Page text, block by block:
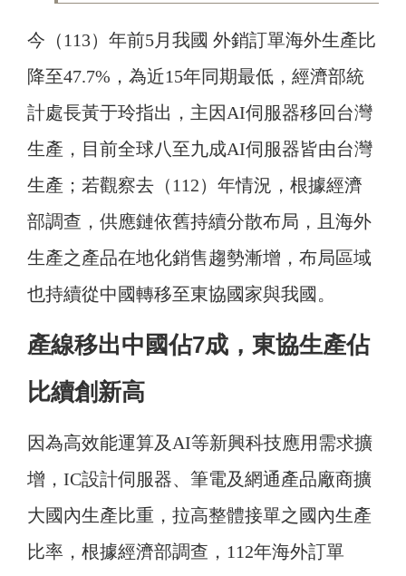
今（113）年前5月我國 外銷訂單海外生產比
降至47.7%，為近15年同期最低，經濟部統
計處長黃于玲指出，主因AI伺服器移回台灣
生產，目前全球八至九成AI伺服器皆由台灣
生產；若觀察去（112）年情況，根據經濟
部調查，供應鏈依舊持續分散布局，且海外
生產之產品在地化銷售趨勢漸增，布局區域
也持續從中國轉移至東協國家與我國。
產線移出中國佔7成，東協生產佔
比續創新高
因為高效能運算及AI等新興科技應用需求擴
增，IC設計伺服器、筆電及網通產品廠商擴
大國內生產比重，拉高整體接單之國內生產
比率，根據經濟部調查，112年海外訂單